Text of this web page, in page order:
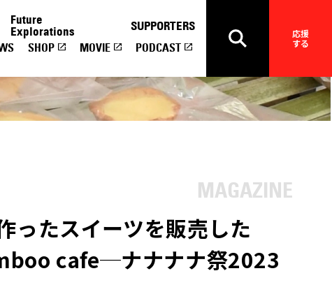
応援
する
Future
Explorations
SUPPORTERS
SHOP MOVIE PODCAST
ったスイーツを販売した
cafe─ナナナナ祭2023